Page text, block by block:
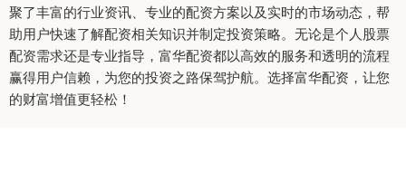
聚了丰富的行业资讯、专业的配资方案以及实时的市场动态，帮
助用户快速了解配资相关知识并制定投资策略。无论是个人股票
配资需求还是专业指导，富华配资都以高效的服务和透明的流程
赢得用户信赖，为您的投资之路保驾护航。选择富华配资，让您
的财富增值更轻松！